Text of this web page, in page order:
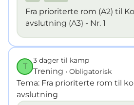
Fra prioriterte rom (A2) til
avslutning (A3) - Nr. 1
T
3 dager til kamp
Trening • Obligatorisk
Tema: Fra prioriterte rom til
avslutning